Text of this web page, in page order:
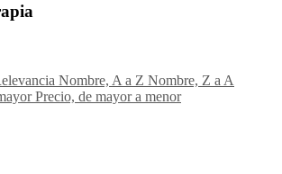
Nombre, A a Z Nombre, Z a A
Precio, de mayor a menor